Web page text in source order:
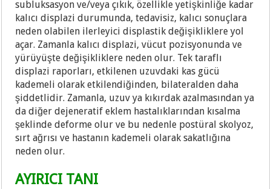
subluksasyon ve/veya çıkık, özellikle yetişkinliğe kadar
kalıcı displazi durumunda, tedavisiz, kalıcı sonuçlara
neden olabilen ilerleyici displastik değişikliklere yol
açar. Zamanla kalıcı displazi, vücut pozisyonunda ve
yürüyüşte değişikliklere neden olur. Tek taraflı
displazi raporları, etkilenen uzuvdaki kas gücü
kademeli olarak etkilendiğinden, bilateralden daha
şiddetlidir. Zamanla, uzuv ya kıkırdak azalmasından ya
da diğer dejeneratif eklem hastalıklarından kısalma
şeklinde deforme olur ve bu nedenle postüral skolyoz,
sırt ağrısı ve hastanın kademeli olarak sakatlığına
neden olur.
AYIRICI TANI